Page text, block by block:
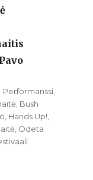
Kategoriat
Performanssi
Bush
Hands Up!
Odeta